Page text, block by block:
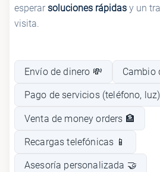
esperar soluciones rápidas y un
visita.
Envío de dinero 💸 Cambio
Pago de servicios (teléfono,
Venta de money orders 🏦
Recargas telefónicas 📱
Asesoría personalizada 🤝